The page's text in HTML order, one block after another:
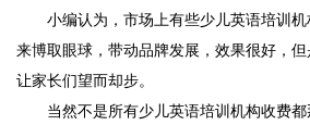
小编认为，市场上有些少儿英语培训机
来博取眼球，带动品牌发展，效果很好，但
让家长们望而却步。
当然不是所有少儿英语培训机构收费都